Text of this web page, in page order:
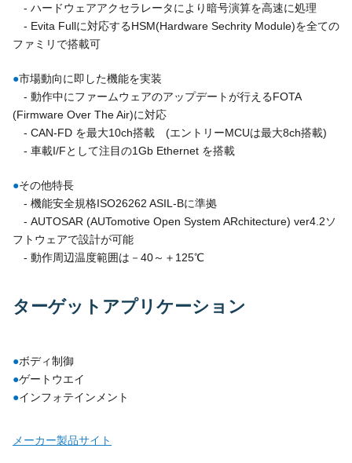
- ハードウェアアクセラレータにより暗号演算を高速に処理
- Evita Fullに対応するHSM(Hardware Sechrity Module)を全ての
ファミリで搭載可
●市場動向に即した機能を実装
- 動作中にファームウェアのアップデートが行えるFOTA
(Firmware Over The Air)に対応
- CAN-FD を最大10ch搭載 (エントリーMCUは最大8ch搭載)
- 車載I/Fとして注目の1Gb Ethernet を搭載
●その他特長
- 機能安全規格ISO26262 ASIL-Bに準拠
- AUTOSAR (AUTomotive Open System ARchitecture) ver4.2ソ
フトウェアで設計が可能
- 動作周辺温度範囲は－40～＋125℃
ターゲットアプリケーション
●ボディ制御
●ゲートウエイ
●インフォテインメント
メーカー製品サイト